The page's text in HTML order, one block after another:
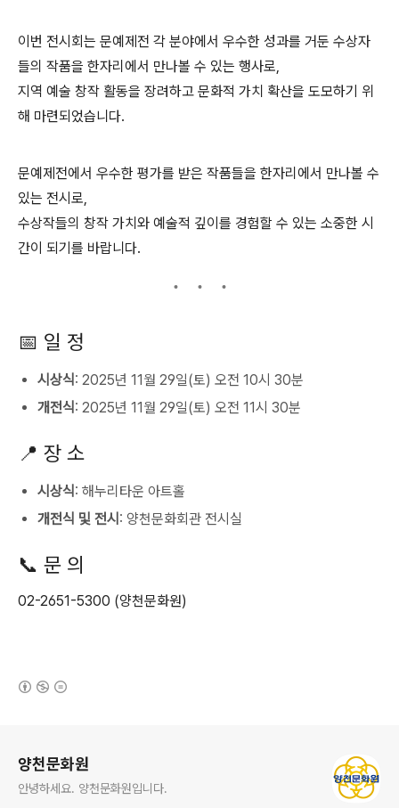
이번 전시회는 문예제전 각 분야에서 우수한 성과를 거둔 수상자
들의 작품을 한자리에서 만나볼 수 있는 행사로,
지역 예술 창작 활동을 장려하고 문화적 가치 확산을 도모하기 위
해 마련되었습니다.
문예제전에서 우수한 평가를 받은 작품들을 한자리에서 만나볼 수
있는 전시로,
수상작들의 창작 가치와 예술적 깊이를 경험할 수 있는 소중한 시
간이 되기를 바랍니다.
📅 일 정
시상식 : 2025년 11월 29일(토) 오전 10시 30분
개전식 : 2025년 11월 29일(토) 오전 11시 30분
📍 장 소
시상식 : 해누리타운 아트홀
개전식 및 전시 : 양천문화회관 전시실
📞 문 의
02-2651-5300 (양천문화원)
양천문화원
안녕하세요. 양천문화원입니다.